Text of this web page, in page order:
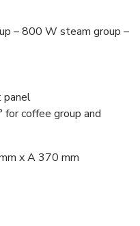
– 800 W steam group –
panel
coffee group and
x A 370 mm